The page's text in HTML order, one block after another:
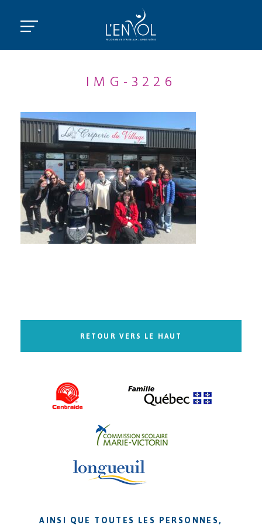
IMG-3226
RETOUR VERS LE HAUT
AINSI QUE TOUTES LES PERSONNES,